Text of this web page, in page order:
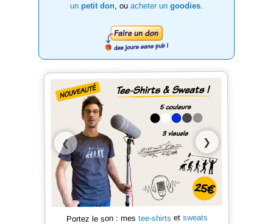
un petit don , ou acheter un goodies
❮ ❯
Portez le son : mes tee-shirts et sweats